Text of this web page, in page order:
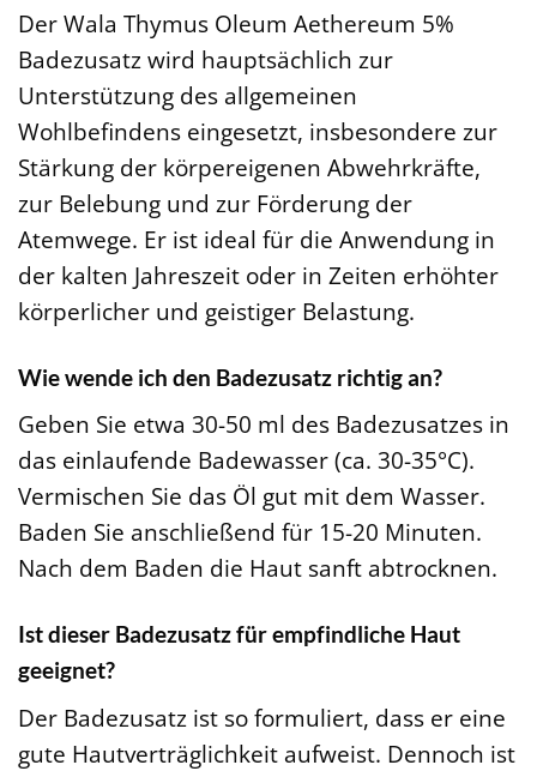
Der Wala Thymus Oleum Aethereum 5%
Badezusatz wird hauptsächlich zur
Unterstützung des allgemeinen
Wohlbefindens eingesetzt, insbesondere zur
Stärkung der körpereigenen Abwehrkräfte,
zur Belebung und zur Förderung der
Atemwege. Er ist ideal für die Anwendung in
der kalten Jahreszeit oder in Zeiten erhöhter
körperlicher und geistiger Belastung.
Wie wende ich den Badezusatz richtig an?
Geben Sie etwa 30-50 ml des Badezusatzes in
das einlaufende Badewasser (ca. 30-35°C).
Vermischen Sie das Öl gut mit dem Wasser.
Baden Sie anschließend für 15-20 Minuten.
Nach dem Baden die Haut sanft abtrocknen.
Ist dieser Badezusatz für empfindliche Haut
geeignet?
Der Badezusatz ist so formuliert, dass er eine
gute Hautverträglichkeit aufweist. Dennoch ist